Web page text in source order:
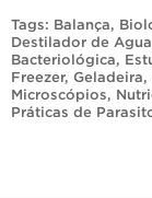
Tags: Balança,
Destilador de Agua
Bacteriológica,
Freezer, Geladeira,
Microscópios,
Práticas de